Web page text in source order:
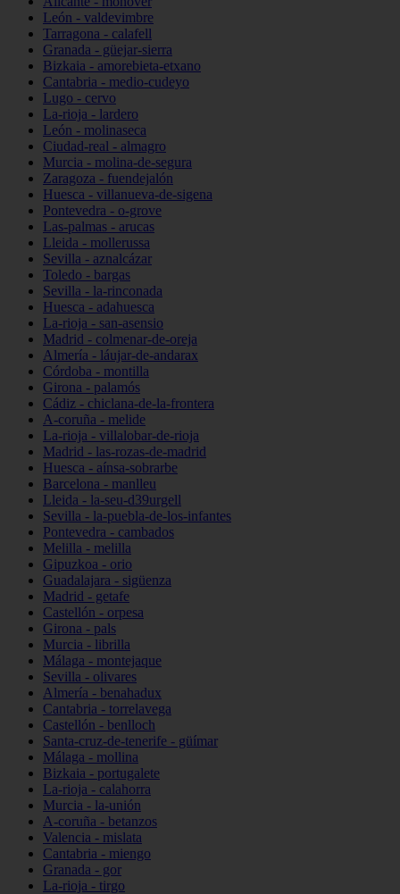
León - valdevimbre
Tarragona - calafell
Granada - güejar-sierra
Bizkaia - amorebieta-etxano
Cantabria - medio-cudeyo
Lugo - cervo
La-rioja - lardero
León - molinaseca
Ciudad-real - almagro
Murcia - molina-de-segura
Zaragoza - fuendejalón
Huesca - villanueva-de-sigena
Pontevedra - o-grove
Las-palmas - arucas
Lleida - mollerussa
Sevilla - aznalcázar
Toledo - bargas
Sevilla - la-rinconada
Huesca - adahuesca
La-rioja - san-asensio
Madrid - colmenar-de-oreja
Almería - láujar-de-andarax
Córdoba - montilla
Girona - palamós
Cádiz - chiclana-de-la-frontera
A-coruña - melide
La-rioja - villalobar-de-rioja
Madrid - las-rozas-de-madrid
Huesca - aínsa-sobrarbe
Barcelona - manlleu
Lleida - la-seu-d39urgell
Sevilla - la-puebla-de-los-infantes
Pontevedra - cambados
Melilla - melilla
Gipuzkoa - orio
Guadalajara - sigüenza
Madrid - getafe
Castellón - orpesa
Girona - pals
Murcia - librilla
Málaga - montejaque
Sevilla - olivares
Almería - benahadux
Cantabria - torrelavega
Castellón - benlloch
Santa-cruz-de-tenerife - güímar
Málaga - mollina
Bizkaia - portugalete
La-rioja - calahorra
Murcia - la-unión
A-coruña - betanzos
Valencia - mislata
Cantabria - miengo
Granada - gor
La-rioja - tirgo